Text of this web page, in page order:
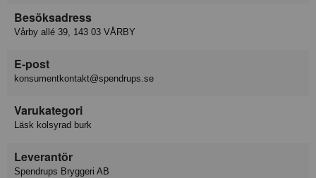
Besöksadress
Vårby allé 39, 143 03 VÅRBY
E-post
konsumentkontakt@spendrups.se
Varukategori
Läsk kolsyrad burk
Leverantör
Spendrups Bryggeri AB